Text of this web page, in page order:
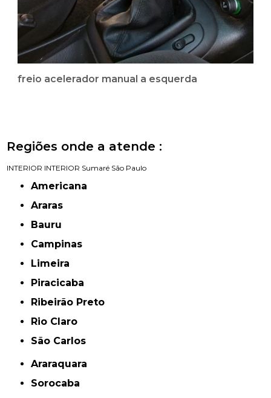
freio acelerador manual a esquerda
Regiões onde a atende :
INTERIOR INTERIOR Sumaré São Paulo
Americana
Araras
Bauru
Campinas
Limeira
Piracicaba
Ribeirão Preto
Rio Claro
São Carlos
Araraquara
Sorocaba